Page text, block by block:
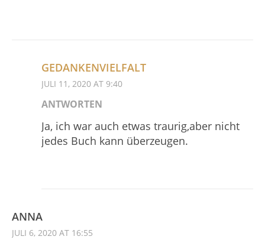
GEDANKENVIELFALT
JULI 11, 2020 AT 9:40
ANTWORTEN
Ja, ich war auch etwas traurig,aber nicht
jedes Buch kann überzeugen.
ANNA
JULI 6, 2020 AT 16:55